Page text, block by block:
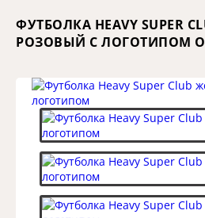
ФУТБОЛКА HEAVY SUPER
РОЗОВЫЙ С ЛОГОТИПОМ